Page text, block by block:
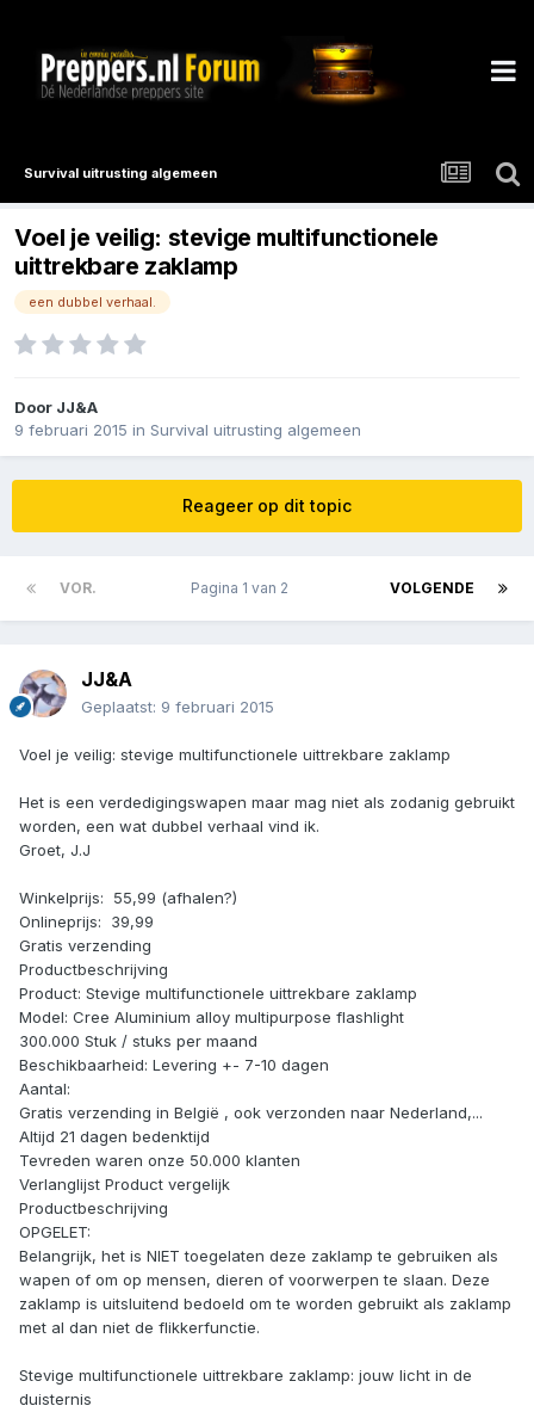
Survival uitrusting algemeen
Voel je veilig: stevige multifunctionele
uittrekbare zaklamp
een dubbel verhaal.
Door JJ&A
9 februari 2015 in Survival uitrusting algemeen
Reageer op dit topic
VOR. VOLGENDE
Pagina 1 van 2
JJ&A
Geplaatst: 9 februari 2015
Voel je veilig: stevige multifunctionele uittrekbare zaklamp
Het is een verdedigingswapen maar mag niet als zodanig gebruikt
worden, een wat dubbel verhaal vind ik.
Groet, J.J
Winkelprijs:  55,99 (afhalen?)
Onlineprijs:  39,99
Gratis verzending
Productbeschrijving
Product: Stevige multifunctionele uittrekbare zaklamp
Model: Cree Aluminium alloy multipurpose flashlight
300.000 Stuk / stuks per maand
Beschikbaarheid: Levering +- 7-10 dagen
Aantal:
Gratis verzending in België , ook verzonden naar Nederland,...
Altijd 21 dagen bedenktijd
Tevreden waren onze 50.000 klanten
Verlanglijst Product vergelijk
Productbeschrijving
OPGELET:
Belangrijk, het is NIET toegelaten deze zaklamp te gebruiken als
wapen of om op mensen, dieren of voorwerpen te slaan. Deze
zaklamp is uitsluitend bedoeld om te worden gebruikt als zaklamp
met al dan niet de flikkerfunctie.
Stevige multifunctionele uittrekbare zaklamp: jouw licht in de
duisternis